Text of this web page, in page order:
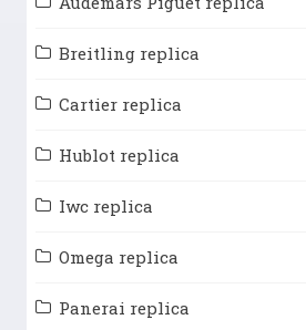
Breitling replica
Cartier replica
Hublot replica
Iwc replica
Omega replica
Panerai replica